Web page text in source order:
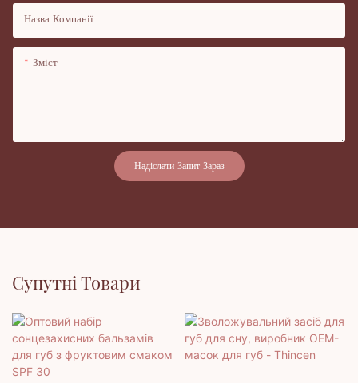
Назва Компанії
Зміст
Надіслати Запит Зараз
Супутні Товари